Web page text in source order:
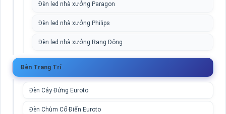
Đèn led nhà xưởng Paragon
Đèn led nhà xưởng Philips
Đèn led nhà xưởng Rạng Đông
Đèn Trang Trí
Đèn Cây Đứng Euroto
Đèn Chùm Cổ Điển Euroto